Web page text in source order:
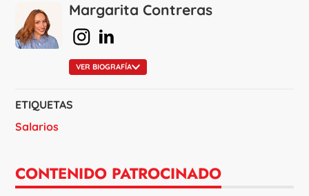
Margarita Contreras
en Instagram
en Linkedin
VER BIOGRAFÍA
ETIQUETAS
Salarios
CONTENIDO PATROCINADO